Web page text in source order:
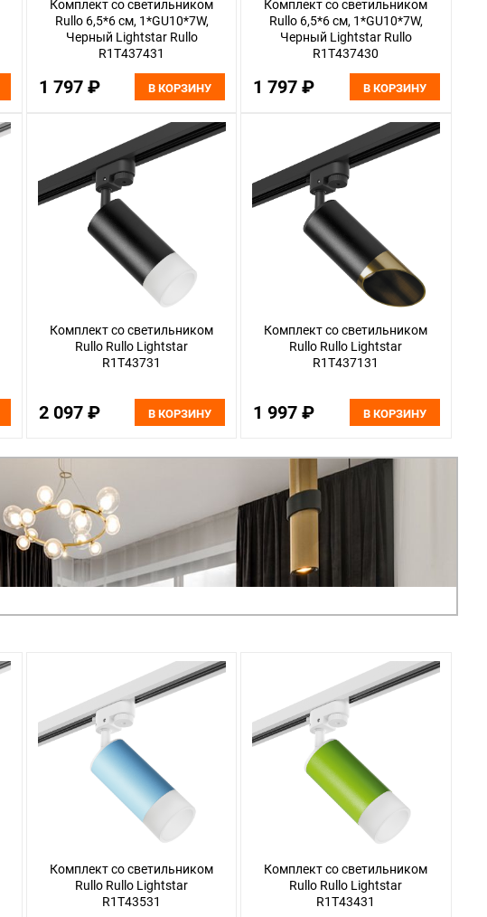
Комплект со светильником
Rullo 6,5*6 см, 1*GU10*7W,
Черный Lightstar Rullo
R1T437431
1 797 ₽ В КОРЗИНУ
Комплект со светильником
Rullo 6,5*6 см, 1*GU10*7W,
Черный Lightstar Rullo
R1T437430
1 797 ₽ В КОРЗИНУ
Комплект со светильником
Rullo Rullo Lightstar
R1T43731
2 097 ₽ В КОРЗИНУ
Комплект со светильником
Rullo Rullo Lightstar
R1T437131
1 997 ₽ В КОРЗИНУ
Комплект со светильником
Rullo Rullo Lightstar
R1T43531
Комплект со светильником
Rullo Rullo Lightstar
R1T43431